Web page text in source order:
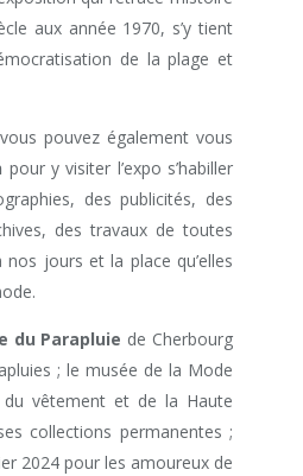
aux année 1970, s’y tient
de la plage et
pouvez également vous
pour y visiter l’expo s’habiller
des publicités, des
des travaux de toutes
jours et la place qu’elles
du Parapluie de Cherbourg
; le musée de la Mode
vêtement et de la Haute
collections permanentes ;
2024 pour les amoureux de